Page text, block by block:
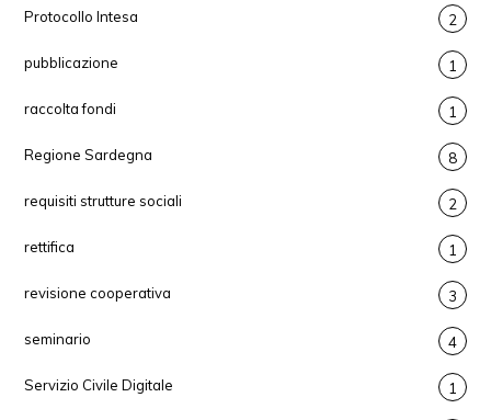
Protocollo Intesa 2
pubblicazione 1
raccolta fondi 1
Regione Sardegna 8
requisiti strutture sociali 2
rettifica 1
revisione cooperativa 3
seminario 4
Servizio Civile Digitale 1